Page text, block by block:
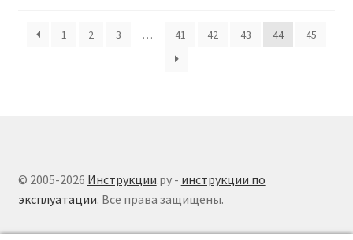
1 2 3 … 41 42 43 44 45
© 2005-2026 Инструкции.ру - инструкции по
эксплуатации. Все права защищены.